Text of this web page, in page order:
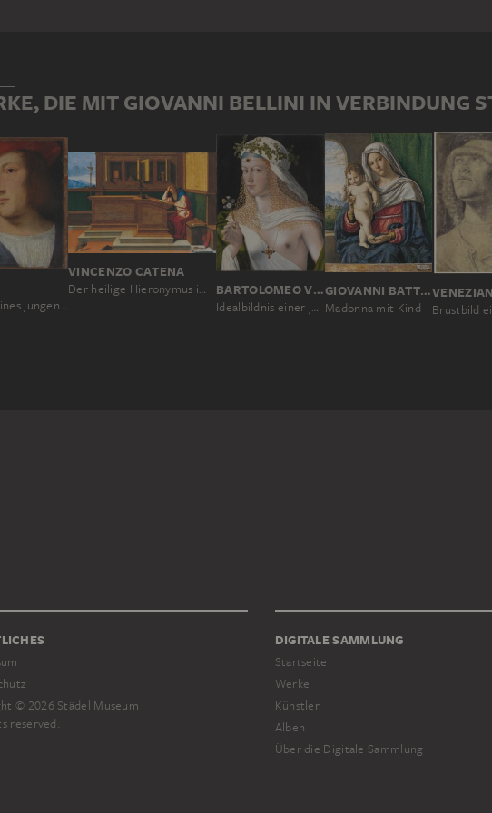
DIE MIT GIOVANNI BELLINI IN VERBINDUNG
Bildnis eines jungen Mannes
VINCENZO CATENA
Der heilige Hieronymus im Studierzimmer BARTOLOMEO VENETO
Idealbildnis einer jungen Dame als Flora
GIOVANNI BATTISTA CIMA DA CONEGLIANO
Madonna mit Kind
© 2026 Städel Museum
reserved.
DIGITALE SAMMLUNG
Startseite
Werke
Künstler
Alben
Über die Digitale Sammlung